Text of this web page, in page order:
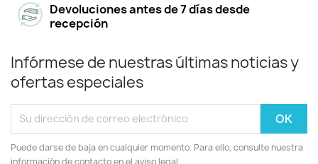
Devoluciones antes de 7 días desde
recepción
Infórmese de nuestras últimas noticias y
ofertas especiales
Puede darse de baja en cualquier momento. Para ello, consulte nuestra
información de contacto en el aviso legal.